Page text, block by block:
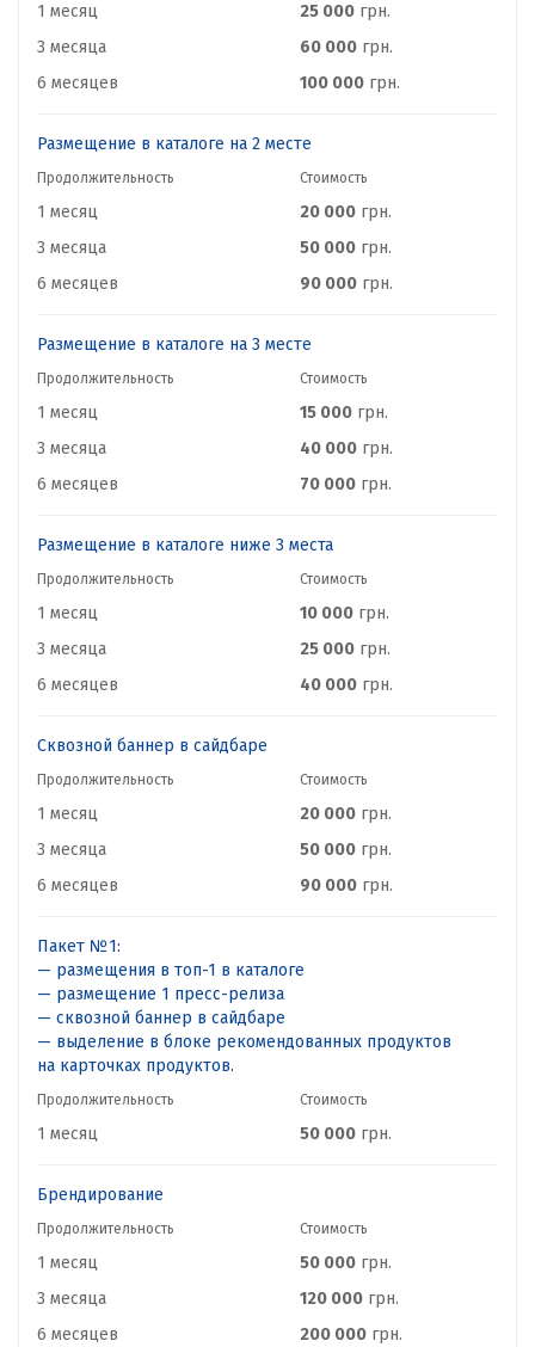
1 месяц
3 месяца
6 месяцев
25 000 грн.
60 000 грн.
100 000 грн.
Размещение в каталоге на 2 месте
Продолжительность
1 месяц
3 месяца
6 месяцев
Стоимость
20 000 грн.
50 000 грн.
90 000 грн.
Размещение в каталоге на 3 месте
Продолжительность
1 месяц
3 месяца
6 месяцев
Стоимость
15 000 грн.
40 000 грн.
70 000 грн.
Размещение в каталоге ниже 3 места
Продолжительность
1 месяц
3 месяца
6 месяцев
Стоимость
10 000 грн.
25 000 грн.
40 000 грн.
Сквозной баннер в сайдбаре
Продолжительность
1 месяц
3 месяца
6 месяцев
Стоимость
20 000 грн.
50 000 грн.
90 000 грн.
Пакет №1:
— размещения в топ-1 в каталоге
— размещение 1 пресс-релиза
— сквозной баннер в сайдбаре
— выделение в блоке рекомендованных продуктов
на карточках продуктов.
Продолжительность
1 месяц
Стоимость
50 000 грн.
Брендирование
Продолжительность
1 месяц
3 месяца
6 месяцев
Стоимость
50 000 грн.
120 000 грн.
200 000 грн.